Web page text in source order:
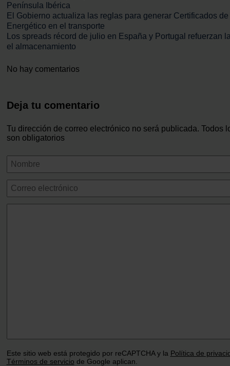
No hay comentarios
Deja tu comentario
Tu dirección de correo electrónico no será publicada. Todos
son obligatorios
Este sitio web está protegido por reCAPTCHA y la Política de
Términos de servicio de Google aplican.
Península Ibérica
El Gobierno actualiza las reglas para generar Certificados de
Energético en el transporte
Los spreads récord de julio en España y Portugal refuerzan
el almacenamiento